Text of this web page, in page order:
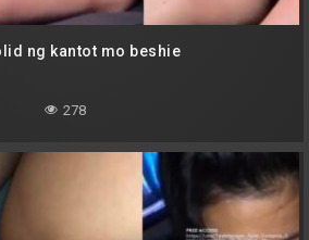
ng kantot mo beshie
278